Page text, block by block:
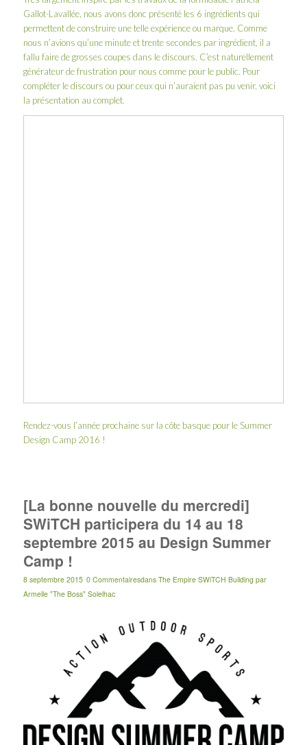
Gallot-Lavallée, nous avons donc présenté les 6 ingrédients qui
permettent de construire une telle expérience ou marque. Comme
nous n’avions qu’une minute et trente secondes par ingrédient, il a
fallu faire de grosses coupes dans le discours. C’est naturellement
générateur de frustration pour nous comme pour le public. Pour
compléter le discours ou pour ceux qui n’auraient pas pu venir, voici
la présentation au complet.
Rendez-vous l’année prochaine sur la côte basque pour le Summer
Design Camp 2016 !
[La bonne nouvelle du mercredi]
SWiTCH participera du 14 au 18
septembre 2015 au Design Summer
Camp !
8 septembre 2015 0 Commentairesdans The Empire SWiTCH Building par
Armelle "The Boss" Solelhac